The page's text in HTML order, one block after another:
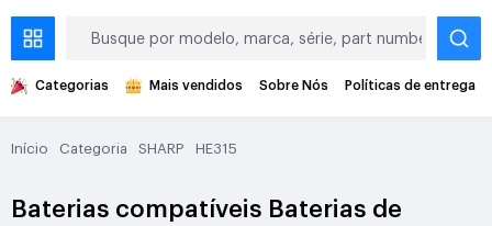
Categorias Mais vendidos Sobre Nós Políticas de entrega
Início Categoria SHARP HE315
Baterias compatíveis Baterias de